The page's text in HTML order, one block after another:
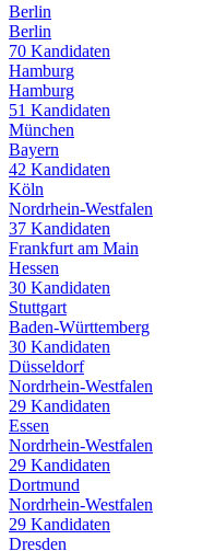
Berlin
Berlin
70 Kandidaten
Hamburg
Hamburg
51 Kandidaten
München
Bayern
42 Kandidaten
Köln
Nordrhein-Westfalen
37 Kandidaten
Frankfurt am Main
Hessen
30 Kandidaten
Stuttgart
Baden-Württemberg
30 Kandidaten
Düsseldorf
Nordrhein-Westfalen
29 Kandidaten
Essen
Nordrhein-Westfalen
29 Kandidaten
Dortmund
Nordrhein-Westfalen
29 Kandidaten
Dresden